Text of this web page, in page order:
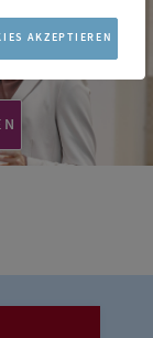
AKZEPTIEREN